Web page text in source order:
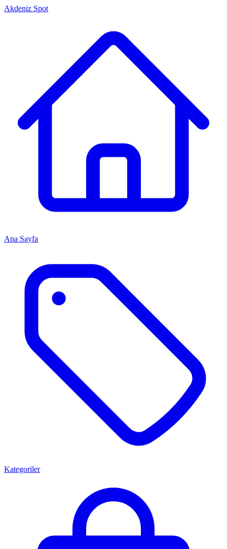
Akdeniz Spot
Ana Sayfa
Kategoriler